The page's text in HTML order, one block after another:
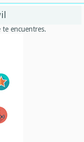
te encuentres.